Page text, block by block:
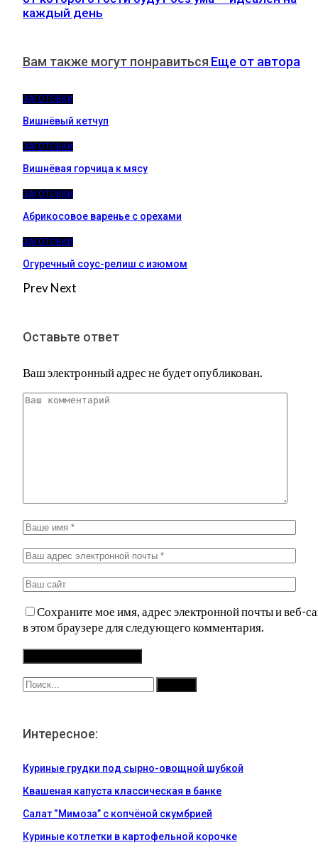
каждый день
Вам также могут понравиться Еще от автора
ЗАГОТОВКИ
Вишнёвый кетчуп
ЗАГОТОВКИ
Вишнёвая горчица к мясу
ЗАГОТОВКИ
Абрикосовое варенье с орехами
ЗАГОТОВКИ
Огуречный соус-релиш с изюмом
PrevNext
Оставьте ответ
Ваш электронный адрес не будет опубликован.
Сохраните мое имя, адрес электронной почты и веб-
в этом браузере для следующего комментария.
Интересное:
Куриные грудки под сырно-овощной шубкой
Квашеная капуста классическая в банке
Салат “Мимоза” с копчёной скумбрией
Куриные котлетки в картофельной корочке